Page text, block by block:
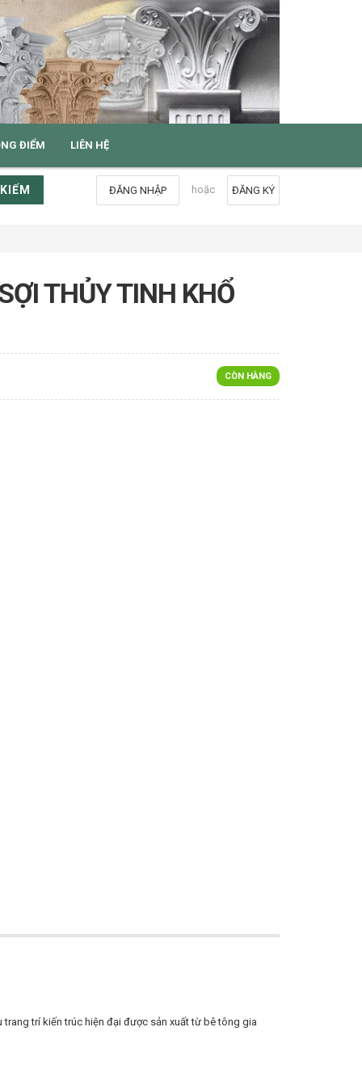
ĐIỂM LIÊN HỆ
ĐĂNG KÝ
hoặc
ĐĂNG NHẬP
THỦY TINH KHỔ
CÒN HÀNG
trí kiến trúc hiện đại được sản xuất từ bê tông gia